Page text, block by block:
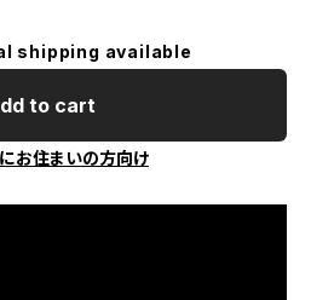
shipping available
to cart
お住まいの方向け